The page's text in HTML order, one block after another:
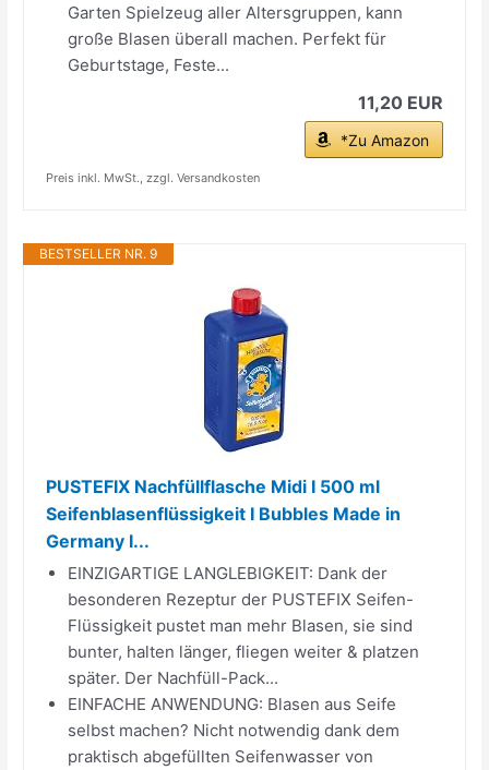
Garten Spielzeug aller Altersgruppen, kann
große Blasen überall machen. Perfekt für
Geburtstage, Feste...
11,20 EUR
*Zu Amazon
Preis inkl. MwSt., zzgl. Versandkosten
BESTSELLER NR. 9
PUSTEFIX Nachfüllflasche Midi I 500 ml
Seifenblasenflüssigkeit I Bubbles Made in
Germany I...
EINZIGARTIGE LANGLEBIGKEIT: Dank der
besonderen Rezeptur der PUSTEFIX Seifen-
Flüssigkeit pustet man mehr Blasen, sie sind
bunter, halten länger, fliegen weiter & platzen
später. Der Nachfüll-Pack...
EINFACHE ANWENDUNG: Blasen aus Seife
selbst machen? Nicht notwendig dank dem
praktisch abgefüllten Seifenwasser von